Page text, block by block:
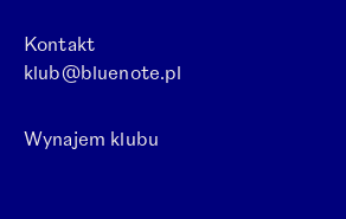
Kontakt
klub@bluenote.pl
Wynajem klubu